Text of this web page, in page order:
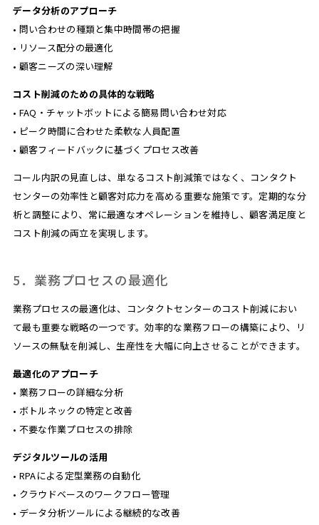
データ分析のアプローチ
• 問い合わせの種類と集中時間帯の把握
• リソース配分の最適化
• 顧客ニーズの深い理解
コスト削減のための具体的な戦略
• FAQ・チャットボットによる簡易問い合わせ対応
• ピーク時間に合わせた柔軟な人員配置
• 顧客フィードバックに基づくプロセス改善
コール内訳の見直しは、単なるコスト削減策ではなく、コンタクト
センターの効率性と顧客対応力を高める重要な施策です。定期的な分
析と調整により、常に最適なオペレーションを維持し、顧客満足度と
コスト削減の両立を実現します。
5．業務プロセスの最適化
業務プロセスの最適化は、コンタクトセンターのコスト削減におい
て最も重要な戦略の一つです。効率的な業務フローの構築により、リ
ソースの無駄を削減し、生産性を大幅に向上させることができます。
最適化のアプローチ
• 業務フローの詳細な分析
• ボトルネックの特定と改善
• 不要な作業プロセスの排除
デジタルツールの活用
• RPAによる定型業務の自動化
• クラウドベースのワークフロー管理
• データ分析ツールによる継続的な改善